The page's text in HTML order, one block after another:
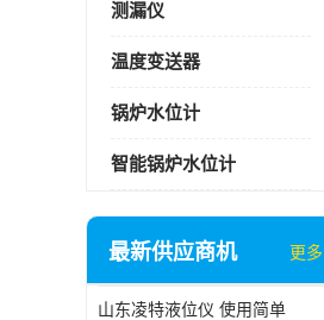
测漏仪
温度变送器
锅炉水位计
智能锅炉水位计
最新供应商机 更多
山东凌特液位仪 使用简单